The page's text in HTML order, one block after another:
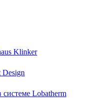
Klinker
Lobatherm